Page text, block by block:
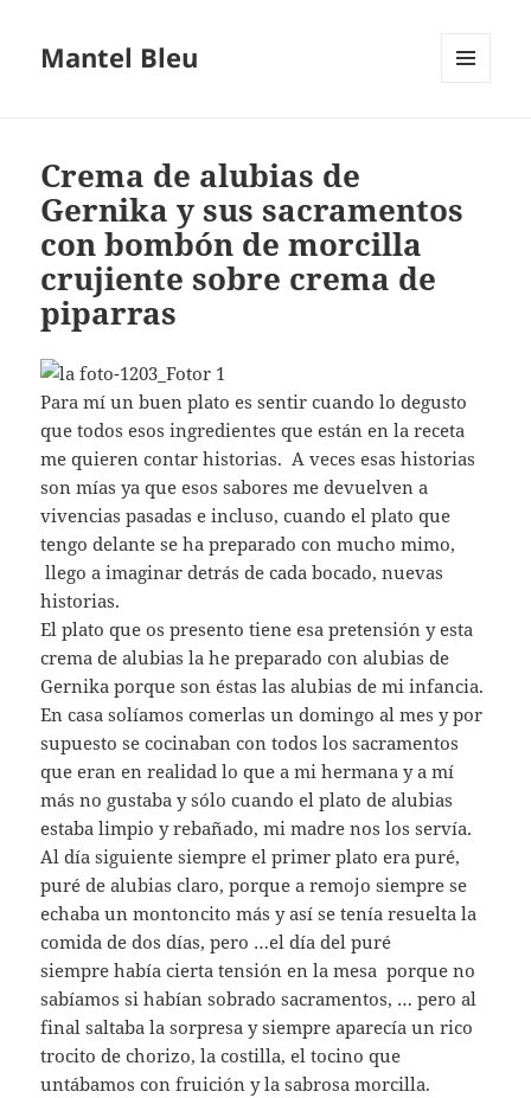
Mantel Bleu
Crema de alubias de
Gernika y sus sacramentos
con bombón de morcilla
crujiente sobre crema de
piparras
Para mí un buen plato es sentir cuando lo degusto
que todos esos ingredientes que están en la receta
me quieren contar historias. A veces esas historias
son mías ya que esos sabores me devuelven a
vivencias pasadas e incluso, cuando el plato que
tengo delante se ha preparado con mucho mimo,
llego a imaginar detrás de cada bocado, nuevas
historias.
El plato que os presento tiene esa pretensión y esta
crema de alubias la he preparado con alubias de
Gernika porque son éstas las alubias de mi infancia.
En casa solíamos comerlas un domingo al mes y por
supuesto se cocinaban con todos los sacramentos
que eran en realidad lo que a mi hermana y a mí
más no gustaba y sólo cuando el plato de alubias
estaba limpio y rebañado, mi madre nos los servía.
Al día siguiente siempre el primer plato era puré,
puré de alubias claro, porque a remojo siempre se
echaba un montoncito más y así se tenía resuelta la
comida de dos días, pero …el día del puré
siempre había cierta tensión en la mesa porque no
sabíamos si habían sobrado sacramentos, … pero al
final saltaba la sorpresa y siempre aparecía un rico
trocito de chorizo, la costilla, el tocino que
untábamos con fruición y la sabrosa morcilla.